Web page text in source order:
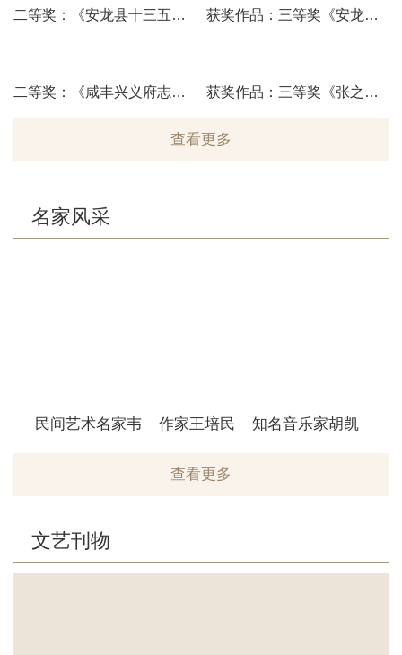
二等奖：《安龙县十三五决胜脱贫攻坚回眸》赵福密
二等奖：《咸丰兴义府志节选》贺坚
获奖作品：三等奖《安龙赏荷记》陆兴志、
获奖作品：三等奖《张之洞诗选抄》邓佳佳
查看更多
名家风采
民间艺术名家韦
作家王培民
知名音乐家胡凯
查看更多
文艺刊物